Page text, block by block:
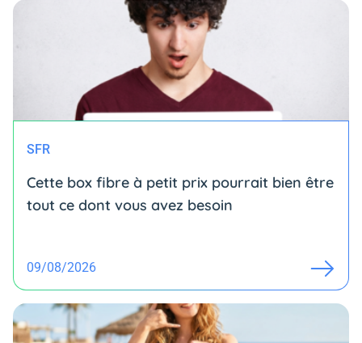
SFR
Cette box fibre à petit prix pourrait bien être
tout ce dont vous avez besoin
09/08/2026